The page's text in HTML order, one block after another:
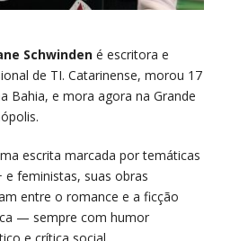
Schwinden é escritora e
de TI. Catarinense, morou 17
Bahia, e mora agora na Grande
escrita marcada por temáticas
e feministas, suas obras
entre o romance e a ficção
— sempre com humor
e crítica social.